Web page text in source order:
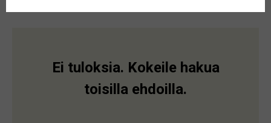
Ei tuloksia. Kokeile hakua
toisilla ehdoilla.